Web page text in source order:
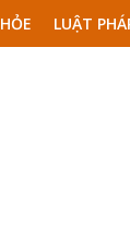
LUẬT